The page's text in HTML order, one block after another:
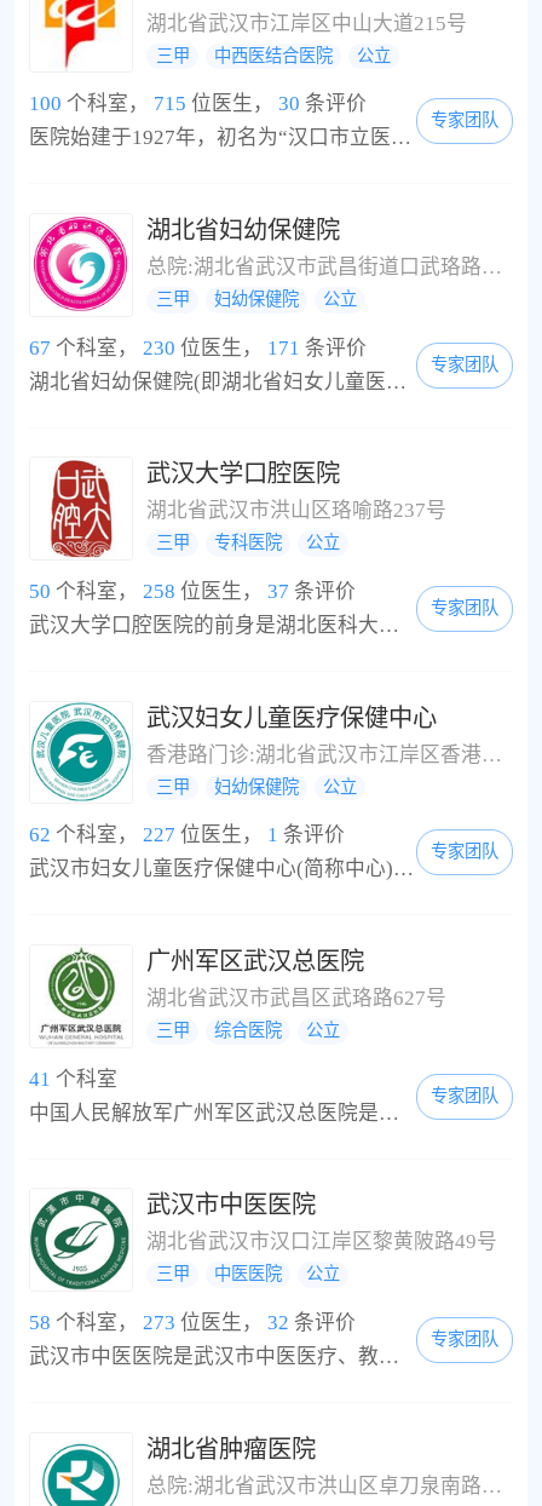
湖北省武汉市江岸区中山大道215号
三甲 中西医结合医院 公立
100 个科室， 715 位医生， 30 条评价
医院始建于1927年，初名为“汉口市立医院”。1949年5月更名为武汉市第一医院，1985年由武汉市人民政府命名为“武汉市中西医结合医院”，是一所集医疗、科研、教学于一体的大型综合性医院。现为华中科技大学同济医学院和湖北中医药大学的附属中西医结合医院，也是全国规模最大的三级甲等中西医结合医院。医院总占地面积175亩，院本部位于武汉市硚口区利济北路，另建有汉西分院、武昌皮肤病专科门诊、汉阳皮肤病专科门诊、制剂中心和盘龙...
专家团队
湖北省妇幼保健院
总院:湖北省武汉市武昌街道口武珞路745号;徐东门诊:湖北省武汉市洪山区友谊大道纺机路43号江南花园
三甲 妇幼保健院 公立
67 个科室， 230 位医生， 171 条评价
湖北省妇幼保健院(即湖北省妇女儿童医院，湖北省生殖保健中心)是省属的非营利性公立医疗保健机构，创建于1977年。我院是全省妇幼保健业务指导中心，也是联合国儿童基金会、人口基金、世界卫生组织等妇幼保健国际项目的合作单位，是华中科科大同济医学院教学医院，是全国首家省级生殖保健中心，是卫生部最早指定的“全国新生儿专业医师培训基地”，“全国十佳模范爱婴医院”。全院建筑面积13万余平方米，现分为街道口院区、徐东门诊部...
专家团队
武汉大学口腔医院
湖北省武汉市洪山区珞喻路237号
三甲 专科医院 公立
50 个科室， 258 位医生， 37 条评价
武汉大学口腔医院的前身是湖北医科大学口腔医院，始建于1960年，是新中国依靠自己的力量建立的第一所口腔系。1962年湖北医学院附属口腔医院成立并在武昌开诊;1993年湖北医学院口腔系更名为湖北医科大学口腔医学院;2000年8月2日经国务院批准，原武汉大学、武汉水利电力大学、武汉测绘科技大学与湖北医科大学组成新的武汉大学，医院更名为武汉大学口腔医院。经过几十年的努力和建设，现已发展成为一所集教学、科研、医疗于一体的高等口...
专家团队
武汉妇女儿童医疗保健中心
香港路门诊:湖北省武汉市江岸区香港路100号;?汉阳门诊:湖北省武汉市汉阳区汉阳大道641号;江南门诊:湖北省武汉市武昌雄楚大道428号
三甲 妇幼保健院 公立
62 个科室， 227 位医生， 1 条评价
武汉市妇女儿童医疗保健中心(简称中心)是2003年9月由武汉市儿童医院和武汉市妇幼保健院通过资源整合组建而成。武汉市儿童医院和武汉市妇幼保健院分别建于1954年和1992年。经过两院职工50余年的奋斗，武汉市妇女儿童医疗保健中心现已发展成为拥有四个门诊部、1112张病床(940张儿科病床、172张妇产科病床)，集妇女儿童医疗与保健职能为一体的综合性医疗机构。中心专科设置齐全，有临床科室26个，预防保健科室4个，医技科室12个。其中，小儿心血...
专家团队
广州军区武汉总医院
湖北省武汉市武昌区武珞路627号
三甲 综合医院 公立
41 个科室
中国人民解放军广州军区武汉总医院是一所集医疗、教学、科研、预防、保健、急救为一体的大型综合性军队医院，先后被评为三级甲等医院、爱婴医院、全国百佳医院、全军为部队服务先进医院，是湖北省(武汉市)城镇职工基本医疗保险定点医院、湖北省新型农村合作医疗省级定点医院、武汉市新型农村合作医疗市级定点医院、武汉市生育保险定点医院、湖北省大学生医保定点医院。医院展开床位2000余张，年门诊急诊量150万余人次，年收容病员7万...
专家团队
武汉市中医医院
湖北省武汉市汉口江岸区黎黄陂路49号
三甲 中医医院 公立
58 个科室， 273 位医生， 32 条评价
武汉市中医医院是武汉市中医医疗、教学、科研中心，是湖北省三级优秀中医医院，是武汉市文明品牌医院。医院始建于1955年，其前身为建于1910年的“万国医院”，现占地面积7000平方米，建筑面积28000平方米，实际开放床位521张，开设有急诊、内、外、妇、儿、针灸、中风、骨伤、美容、推拿、肛肠、皮肤、眼科、耳鼻喉科等26个临床科室以及药剂科、放射科、检验科、功能检查科等医技科室。拥有大型生化仪、CT、彩超、DR、腹腔镜、胃镜、电子结...
专家团队
湖北省肿瘤医院
总院:湖北省武汉市洪山区卓刀泉南路116号;汉口门诊部地址:湖北省武汉市硚口区中山大道91号